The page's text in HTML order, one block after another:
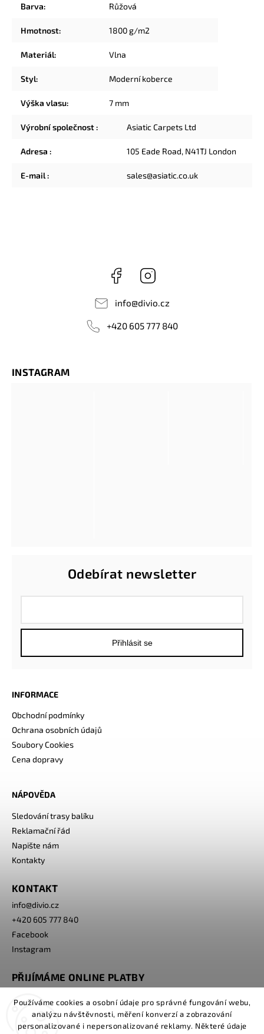
Používáme cookies a osobní údaje pro správné fungování webu,
analýzu návštěvnosti, měření konverzí a zobrazování
personalizované i nepersonalizované reklamy. Některé údaje
Barva: Růžová
Hmotnost: 1800 g/m2
Materiál: Vlna
Styl: Moderní koberce
Výška vlasu: 7 mm
Výrobní společnost: Asiatic Carpets Ltd
Adresa : 105 Eade Road, N41TJ London
E-mail: sales@asiatic.co.uk
Facebook
info@divio.cz
+420 605 777 840
INFORMACE
Obchodní podmínky
Ochrana osobních údajů
Soubory Cookies
Cena dopravy
NÁPOVĚDA
Sledování trasy balíku
Reklamační řád
Napište nám
Kontakty
INSTAGRAM
Odebírat newsletter
Přihlásit se
KONTAKT
info@divio.cz
+420 605 777 840
Facebook
Instagram
PŘIJÍMÁME ONLINE PLATBY